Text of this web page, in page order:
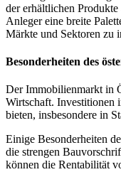
der erhältlichen Produkte
Anleger eine breite
Märkte und Sektoren zu
Besonderheiten des
Der Immobilienmarkt in
Wirtschaft. Investitionen
bieten, insbesondere in
Einige Besonderheiten
die strengen
können die Rentabilität